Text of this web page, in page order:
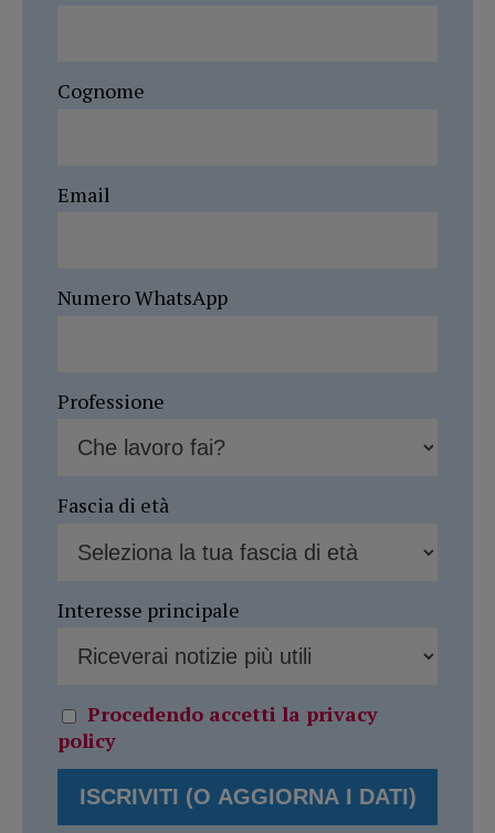
Cognome
Email
Numero WhatsApp
Professione
Fascia di età
Interesse principale
Procedendo accetti la privacy
policy